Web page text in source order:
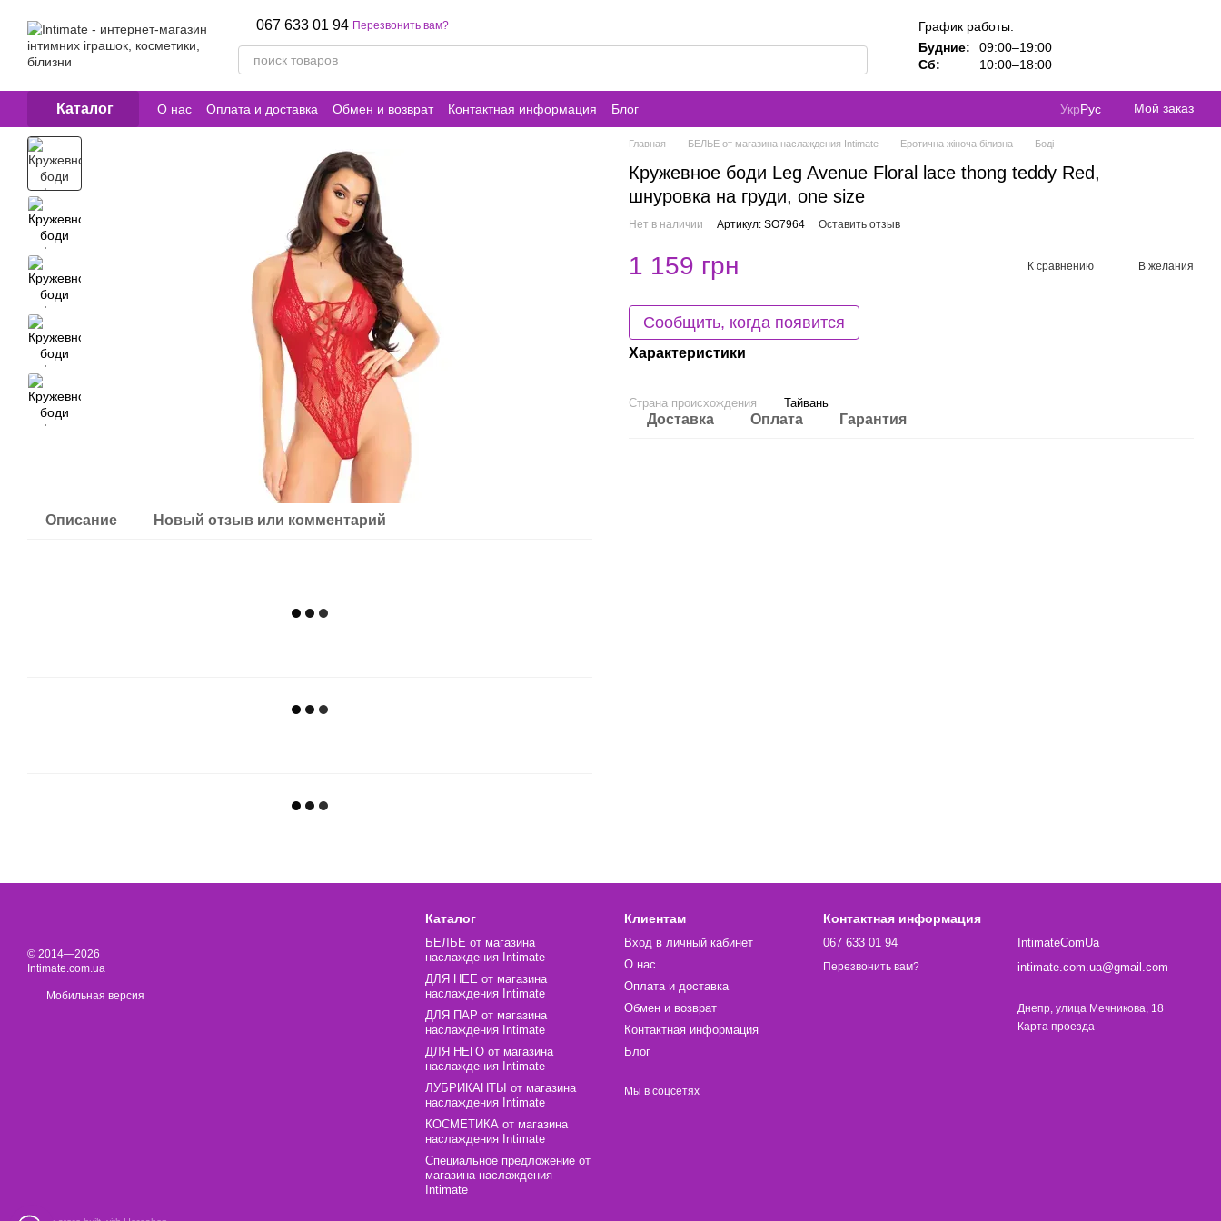
067 633 01 94 Перезвонить вам?
График работы:
Будние:
09:00–19:00
Сб:
10:00–18:00
Каталог О нас Оплата и доставка Обмен и возврат Контактная информация Блог УкрРус Мой заказ
Описание Новый отзыв или комментарий
Главная БЕЛЬЕ от магазина наслаждения Intimate Еротична жіноча білизна Боді
Кружевное боди Leg Avenue Floral lace thong teddy Red,
шнуровка на груди, one size
Нет в наличии Артикул: SO7964 Оставить отзыв
1 159 грн К сравнению В желания
Сообщить, когда появится
Характеристики
Страна происхождения Тайвань
Доставка Оплата Гарантия
© 2014—2026
Intimate.com.ua
Мобильная версия
Каталог
БЕЛЬЕ от магазина
наслаждения Intimate
ДЛЯ НЕЕ от магазина
наслаждения Intimate
ДЛЯ ПАР от магазина
наслаждения Intimate
ДЛЯ НЕГО от магазина
наслаждения Intimate
ЛУБРИКАНТЫ от магазина
наслаждения Intimate
КОСМЕТИКА от магазина
наслаждения Intimate
Специальное предложение от
магазина наслаждения
Intimate
Клиентам
Вход в личный кабинет
О нас
Оплата и доставка
Обмен и возврат
Контактная информация
Блог
Мы в соцсетях
Контактная информация
067 633 01 94
Перезвонить вам?
IntimateComUa
intimate.com.ua@gmail.com
Днепр, улица Мечникова, 18
Карта проезда